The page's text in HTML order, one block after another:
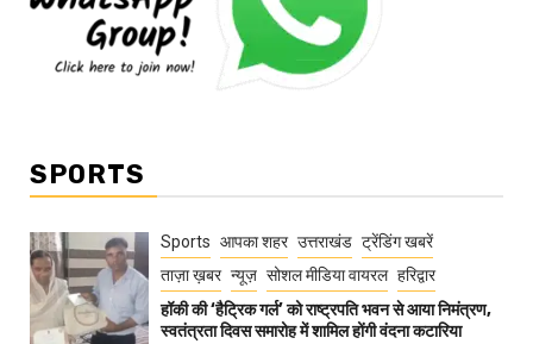
SPORTS
Sports आपका शहर उत्तराखंड ट्रेंडिंग खबरें
ताज़ा ख़बर न्यूज़ सोशल मीडिया वायरल हरिद्वार
हॉकी की ‘हैट्रिक गर्ल’ को राष्ट्रपति भवन से आया निमंत्रण,
स्वतंत्रता दिवस समारोह में शामिल होंगी वंदना कटारिया